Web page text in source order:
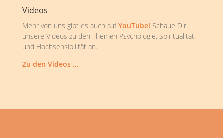
Videos
Mehr von uns gibt es auch aufYouTube! Schaue Dir
unsere Videos zu den Themen Psychologie, Spiritualität
und Hochsensibilität an.
Zu den Videos …